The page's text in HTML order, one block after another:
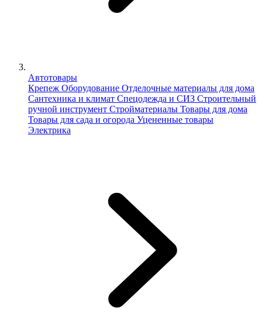
Автотовары
Крепеж Оборудование Отделочные материалы для дома
Сантехника и климат Спецодежда и СИЗ Строительный
ручной инструмент Стройматериалы Товары для дома
Товары для сада и огорода Уцененные товары
Электрика